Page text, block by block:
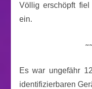
Völlig erschöpft
ein.
Es war ungefähr
identifizierbaren